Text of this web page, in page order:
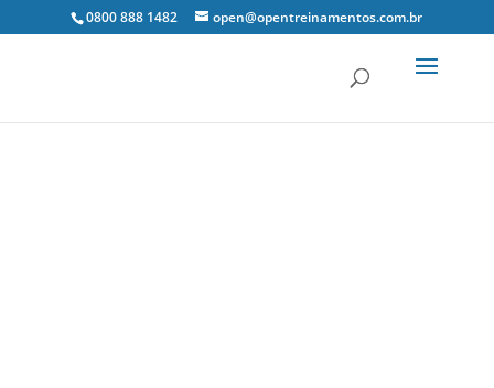
0800 888 1482 open@opentreinamentos.com.br